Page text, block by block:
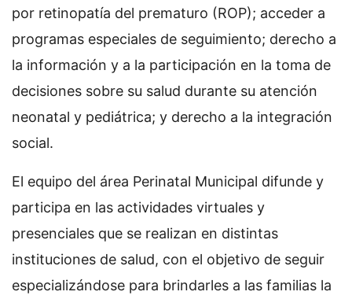
por retinopatía del prematuro (ROP); acceder a
programas especiales de seguimiento; derecho a
la información y a la participación en la toma de
decisiones sobre su salud durante su atención
neonatal y pediátrica; y derecho a la integración
social.
El equipo del área Perinatal Municipal difunde y
participa en las actividades virtuales y
presenciales que se realizan en distintas
instituciones de salud, con el objetivo de seguir
especializándose para brindarles a las familias la